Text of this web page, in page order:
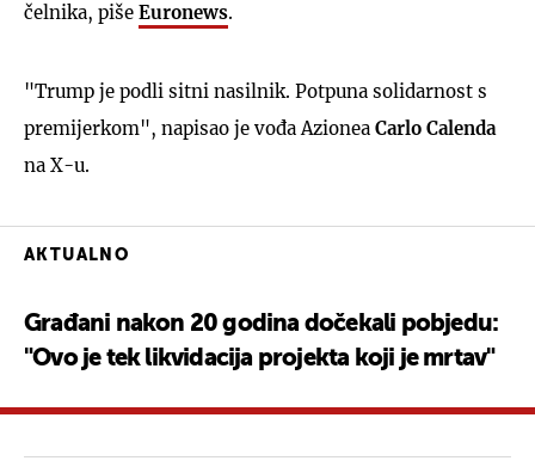
čelnika, piše Euronews.
"Trump je podli sitni nasilnik. Potpuna solidarnost s
premijerkom", napisao je vođa Azionea Carlo Calenda
na X-u.
AKTUALNO
Građani nakon 20 godina dočekali pobjedu:
"Ovo je tek likvidacija projekta koji je mrtav"